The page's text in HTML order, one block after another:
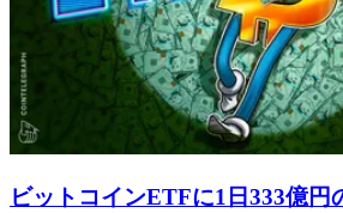
ビットコインETFに1日333億円